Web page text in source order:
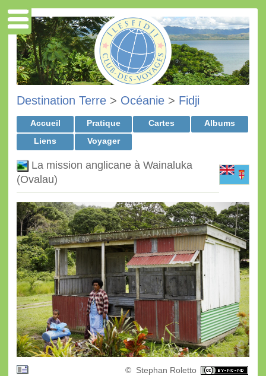
Destination Terre > Océanie > Fidji
Accueil Pratique Cartes
Albums
Liens
Voyager
La mission anglicane à Wainaluka
(Ovalau)
© Stephan Roletto